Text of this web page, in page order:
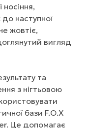
наступної
жовтіє,
вигляд
та
з нігтьовою
бази F.O.X
Це допомагає